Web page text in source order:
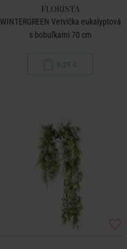
FLORISTA
WINTERGREEN Vetvička eukalyptová
s bobuľkami 70 cm
9,29 €